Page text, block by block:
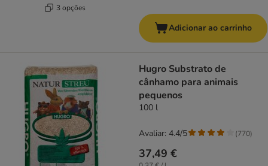
3 opções
Adicionar ao carrinho
Hugro Substrato de
cânhamo para animais
pequenos
100 l
37,49 €
Avaliar: 4.4/5 (770)